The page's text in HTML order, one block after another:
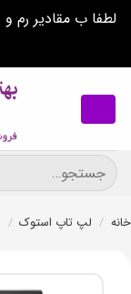
لطفا ب مقادیر رم
content
جستجو
برای:
خانه / لپ تاپ استوک /